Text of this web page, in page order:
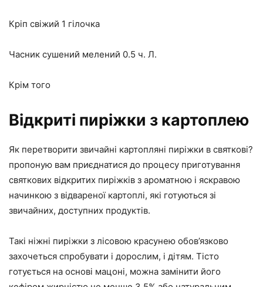
Кріп свіжий 1 гілочка
Часник сушений мелений 0.5 ч. Л.
Крім того
Відкриті пиріжки з картоплею
Як перетворити звичайні картопляні пиріжки в святкові?
пропоную вам приєднатися до процесу приготування
святкових відкритих пиріжків з ароматною і яскравою
начинкою з відвареної картоплі, які готуються зі
звичайних, доступних продуктів.
Такі ніжні пиріжки з лісовою красунею обов’язково
захочеться спробувати і дорослим, і дітям. Тісто
готується на основі мацоні, можна замінити його